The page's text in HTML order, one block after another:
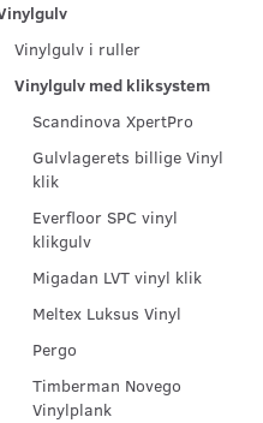
Vinylgulv i ruller
Vinylgulv med kliksystem
Scandinova XpertPro
Gulvlagerets billige Vinyl
klik
Everfloor SPC vinyl
klikgulv
Migadan LVT vinyl klik
Meltex Luksus Vinyl
Pergo
Timberman Novego
Vinylplank